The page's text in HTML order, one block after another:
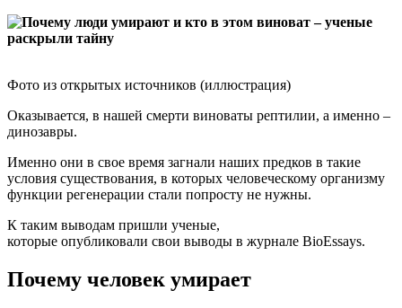
Фото из открытых источников (иллюстрация)
Оказывается, в нашей смерти виноваты рептилии, а именно –
динозавры.
Именно они в свое время загнали наших предков в такие
условия существования, в которых человеческому организму
функции регенерации стали попросту не нужны.
К таким выводам пришли ученые,
которые опубликовали свои выводы в журнале BioEssays.
Почему человек умирает